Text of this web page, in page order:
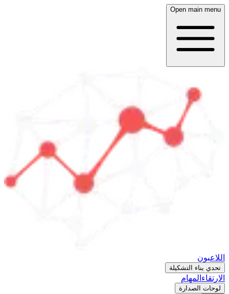
Open main menu
اللاعبون
تحدي بناء التشكيلة
الارتقاء المهام
لوحات الصدارة